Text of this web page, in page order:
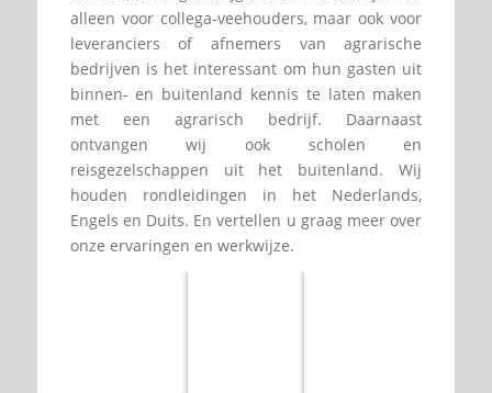
alleen voor collega-veehouders, maar ook voor
leveranciers of afnemers van agrarische
bedrijven is het interessant om hun gasten uit
binnen- en buitenland kennis te laten maken
met een agrarisch bedrijf. Daarnaast
ontvangen wij ook scholen en
reisgezelschappen uit het buitenland. Wij
houden rondleidingen in het Nederlands,
Engels en Duits. En vertellen u graag meer over
onze ervaringen en werkwijze.